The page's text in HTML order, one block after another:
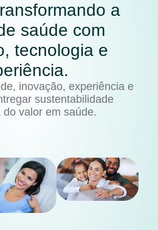
a
saúde com
tecnologia e
inovação, experiência e
sustentabilidade
do valor em saúde.